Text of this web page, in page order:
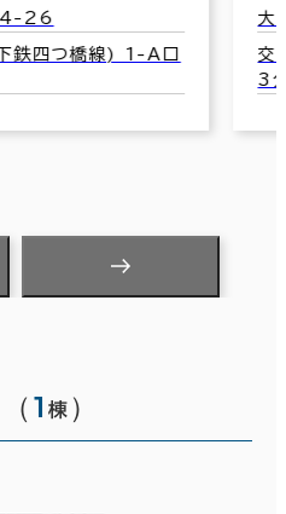
つ橋線) 1-A口
大阪市
交通：
（1 棟 ）